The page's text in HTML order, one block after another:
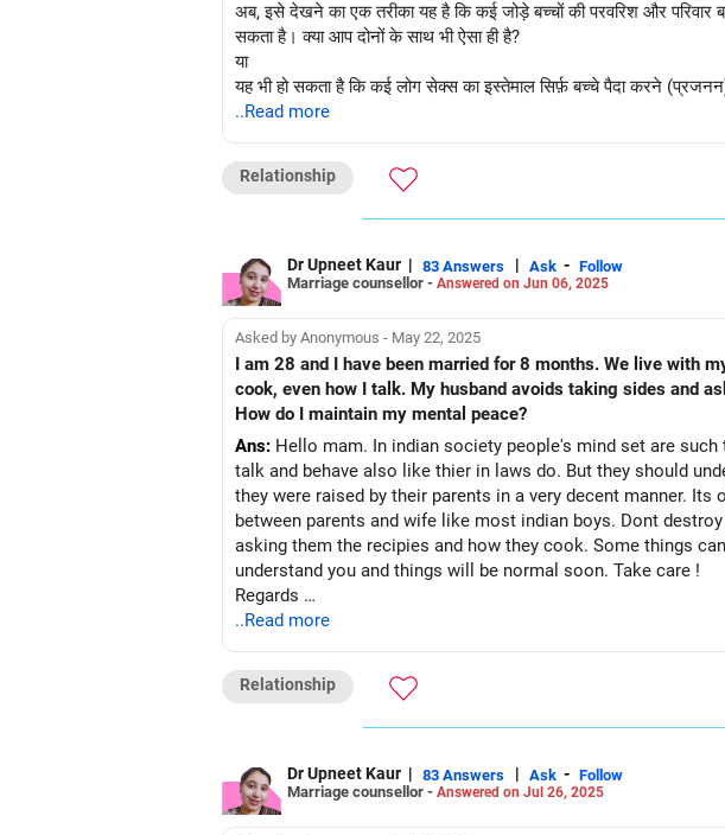
अब, इसे देखने का एक तरीका यह है कि कई जोड़े बच्चों की परवरिश और
सकता है। क्या आप दोनों के साथ भी ऐसा ही है?
या
यह भी हो सकता है कि कई लोग सेक्स का इस्तेमाल सिर्फ़ बच्चे पैदा करने
करते। क्या आपके पति ऐसे लोगों में से एक हैं?
नहीं उठाई है, जहाँ आप विश्वास, देखभाल, स्नेह, प्यार के तत्व लाए हैं...यह
करें...उसे सिर्फ़ एक प्रदाता की भूमिका निभाने और इसे इतनी गंभीरता से
कृष्णा माइंड कोच|एनएलपी ट्रेनर|लेखक ड्रॉप इन: www.unfear.io मुझ
..Read more
Relationship
Dr Upneet Kaur | 83 Answers | Ask - Follow
Marriage counsellor - Answered on Jun 06, 2025
Asked by Anonymous - May 22, 2025
I am 28 and I have been married for 8 months. We live with
cook, even how I talk. My husband avoids taking sides and
How do I maintain my mental peace?
Ans: Hello mam. In indian society people's mind set are
talk and behave also like thier in laws do. But they should
they were raised by their parents in a very decent manner.
between parents and wife like most indian boys. Dont
asking them the recipies and how they cook. Some things
understand you and things will be normal soon. Take care !
Regards
Dr Upneet kaur
..Read more
Relationship
Dr Upneet Kaur | 83 Answers | Ask - Follow
Marriage counsellor - Answered on Jul 26, 2025